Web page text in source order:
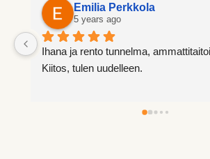
Emilia Perkkola
5 years ago
rento tunnelma, ammattitaitoinen palvelu!
uudelleen.